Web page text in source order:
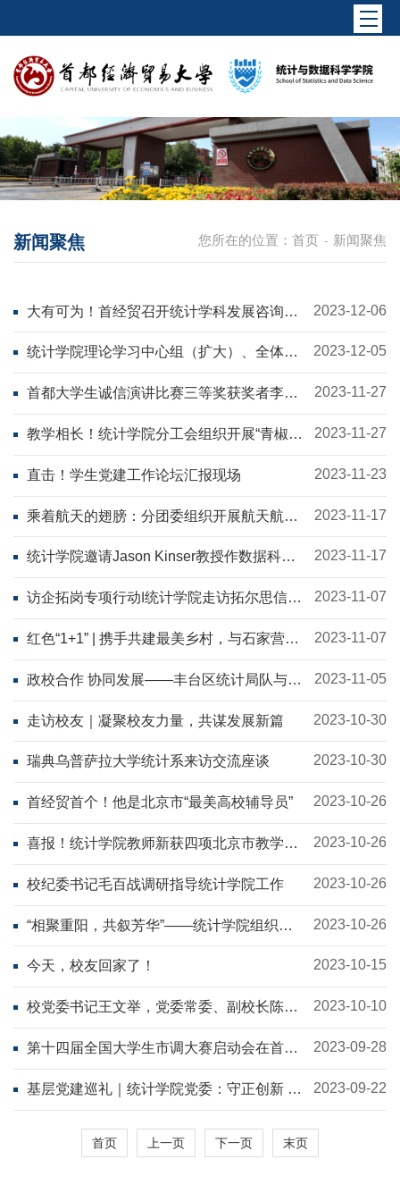
您所在的位置： 首页 - 新闻聚焦
新闻聚焦
大有可为！首经贸召开统计学科发展咨询委
员会成立大会
2023-12-06
统计学院理论学习中心组（扩大）、全体教
师学习校第五次党代会精神
2023-12-05
首都大学生诚信演讲比赛三等奖获奖者李婷
萱：以诚信的坚守，奋斗的姿态，去奔跑追
逐！
2023-11-27
教学相长！统计学院分工会组织开展“青椒练
兵”活动
2023-11-27
直击！学生党建工作论坛汇报现场 2023-11-23
乘着航天的翅膀：分团委组织开展航天航空
主题学习实践活动
2023-11-17
统计学院邀请Jason Kinser教授作数据科学
发展讲座
2023-11-17
访企拓岗专项行动Ⅰ统计学院走访拓尔思信息
技术股份有限公司
2023-11-07
红色“1+1” | 携手共建最美乡村，与石家营村
同向同行
2023-11-07
政校合作 协同发展——丰台区统计局队与统
计学院签署战略合作协议
2023-11-05
走访校友｜凝聚校友力量，共谋发展新篇 2023-10-30
瑞典乌普萨拉大学统计系来访交流座谈 2023-10-30
首经贸首个！他是北京市“最美高校辅导员” 2023-10-26
喜报！统计学院教师新获四项北京市教学类
荣誉
2023-10-26
校纪委书记毛百战调研指导统计学院工作 2023-10-26
“相聚重阳，共叙芳华”——统计学院组织退
休教师返校
2023-10-26
今天，校友回家了！ 2023-10-15
校党委书记王文举，党委常委、副校长陈彦
斌调研指导统计学院工作
2023-10-10
第十四届全国大学生市调大赛启动会在首都
经济贸易大学顺利举办
2023-09-28
基层党建巡礼｜统计学院党委：守正创新 高
质量党建引领新篇章 厚积薄发 研究型学院
2023-09-22
首页 上一页 下一页 末页